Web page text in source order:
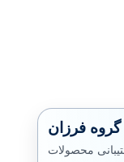
فرزان
محصولات